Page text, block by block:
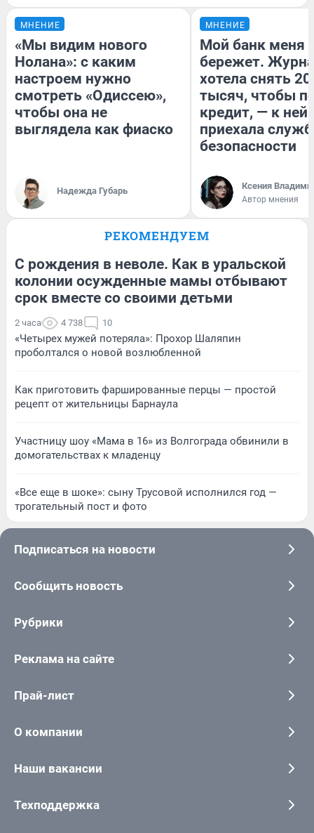
МНЕНИЕ
«Мы видим нового
Нолана»: с каким
настроем нужно
смотреть «Одиссею»,
чтобы она не
выглядела как фиаско
Надежда Губарь
МНЕНИЕ
Мой банк меня
бережет.
хотела снять
тысяч, чтобы
кредит, — к
приехала
безопасности
Ксения
Автор мнения
РЕКОМЕНДУЕМ
С рождения в неволе. Как в уральской
колонии осужденные мамы отбывают
срок вместе со своими детьми
2 часа 4 738 10
«Четырех мужей потеряла»: Прохор Шаляпин
проболтался о новой возлюбленной
Как приготовить фаршированные перцы — простой
рецепт от жительницы Барнаула
Участницу шоу «Мама в 16» из Волгограда обвинили в
домогательствах к младенцу
«Все еще в шоке»: сыну Трусовой исполнился год —
трогательный пост и фото
Подписаться на новости
Сообщить новость
Рубрики
Реклама на сайте
Прай-лист
О компании
Наши вакансии
Техподдержка